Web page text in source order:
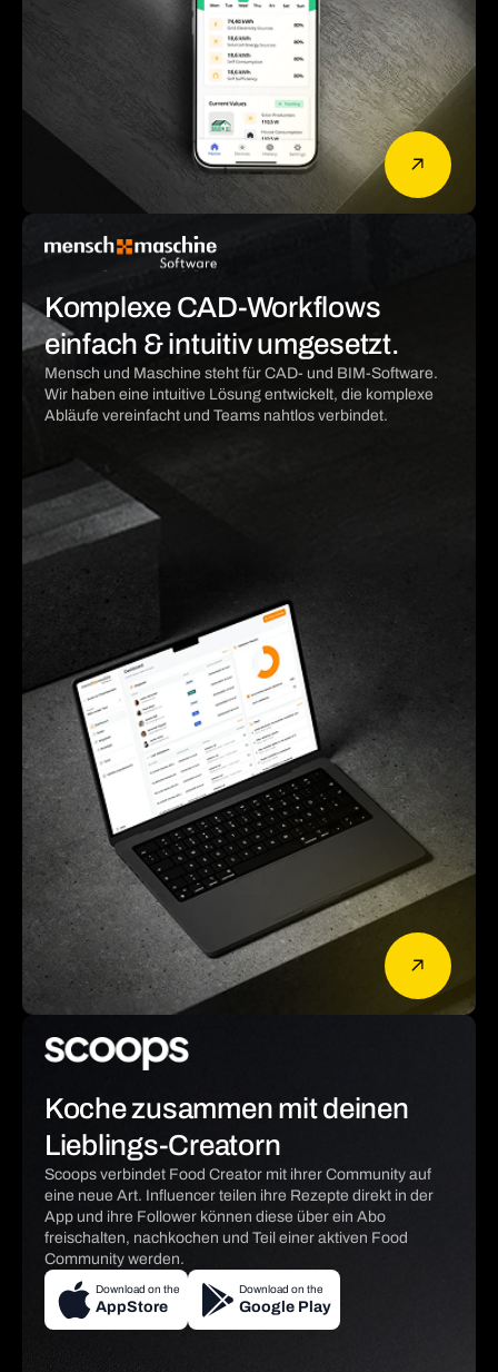
Komplexe CAD-Workflows
einfach & intuitiv umgesetzt.
Mensch und Maschine steht für CAD- und BIM-Software.
Wir haben eine intuitive Lösung entwickelt, die komplexe
Abläufe vereinfacht und Teams nahtlos verbindet.
Koche zusammen mit deinen
Lieblings-Creatorn
Scoops verbindet Food Creator mit ihrer Community auf
eine neue Art. Influencer teilen ihre Rezepte direkt in der
App und ihre Follower können diese über ein Abo
freischalten, nachkochen und Teil einer aktiven Food
Community werden.
Download on the
AppStore
Download on the
Google Play